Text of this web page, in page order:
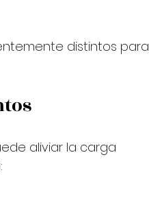
distintos para
aliviar la carga